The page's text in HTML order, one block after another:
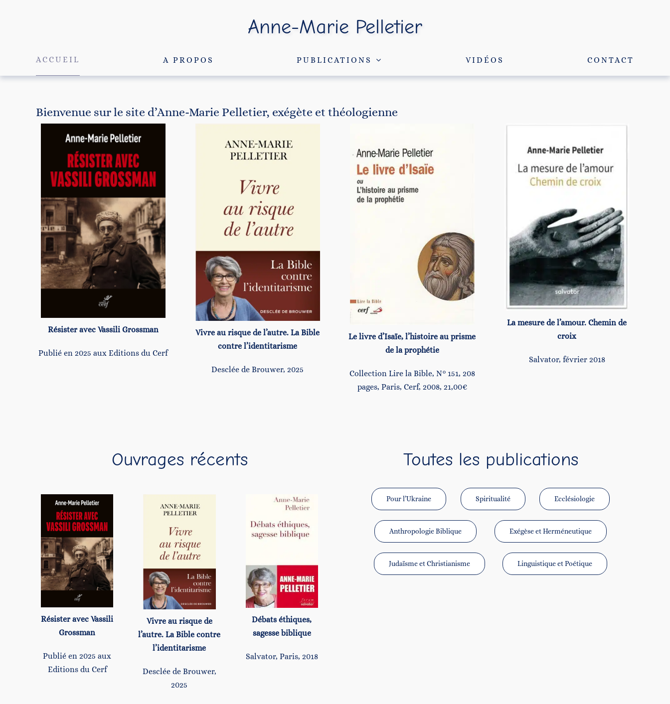
Anne-Marie Pelletier
ACCUEIL A PROPOS PUBLICATIONS VIDÉOS CONTACT
Bienvenue sur le site d’Anne-Marie Pelletier, exégète et théologienne
Résister avec Vassili Grossman
Publié en 2025 aux Editions du Cerf
Vivre au risque de l’autre. La Bible
contre l’identitarisme
Desclée de Brouwer, 2025
Le livre d’Isaïe, l’histoire au prisme
de la prophétie
Collection Lire la Bible, N° 151, 208
pages, Paris, Cerf, 2008, 21,00€
La mesure de l’amour. Chemin de
croix
Salvator, février 2018
Ouvrages récents
Résister avec Vassili
Grossman
Publié en 2025 aux
Editions du Cerf
Vivre au risque de
l’autre. La Bible contre
l’identitarisme
Desclée de Brouwer,
2025
Débats éthiques,
sagesse biblique
Salvator, Paris, 2018
Toutes les publications
Pour l’Ukraine Spiritualité Ecclésiologie
Anthropologie Biblique Exégèse et Herméneutique
Judaïsme et Christianisme Linguistique et Poétique